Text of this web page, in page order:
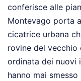
conferisce alle
Montevago porta
cicatrice urbana
rovine del
ordinata dei nuovi
hanno mai